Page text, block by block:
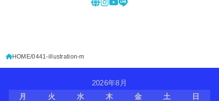
HOME 0441-illustration-m
2026年8月
月
火 水 木 金 土
日